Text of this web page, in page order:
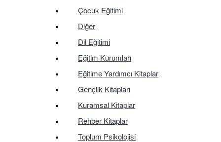
Çocuk Eğitimi
Diğer
Dil Eğitimi
Eğitim Kurumları
Eğitime Yardımcı Kitaplar
Gençlik Kitapları
Kuramsal Kitaplar
Rehber Kitaplar
Toplum Psikolojisi